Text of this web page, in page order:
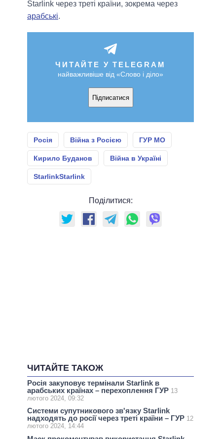
Starlink через треті країни, зокрема через
арабські.
ЧИТАЙТЕ У TELEGRAM
найважливіше від «Слово і діло»
Підписатися
Росія Війна з Росією ГУР МО
Кирило Буданов Війна в Україні
StarlinkStarlink
Поділитися:
ЧИТАЙТЕ ТАКОЖ
Росія закуповує термінали Starlink в
арабських країнах – перехоплення ГУР 13
лютого 2024, 09:32
Системи супутникового зв'язку Starlink
надходять до росії через треті країни – ГУР 12
лютого 2024, 14:44